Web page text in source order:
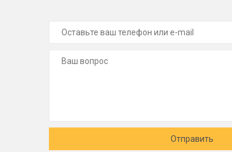
Отправить